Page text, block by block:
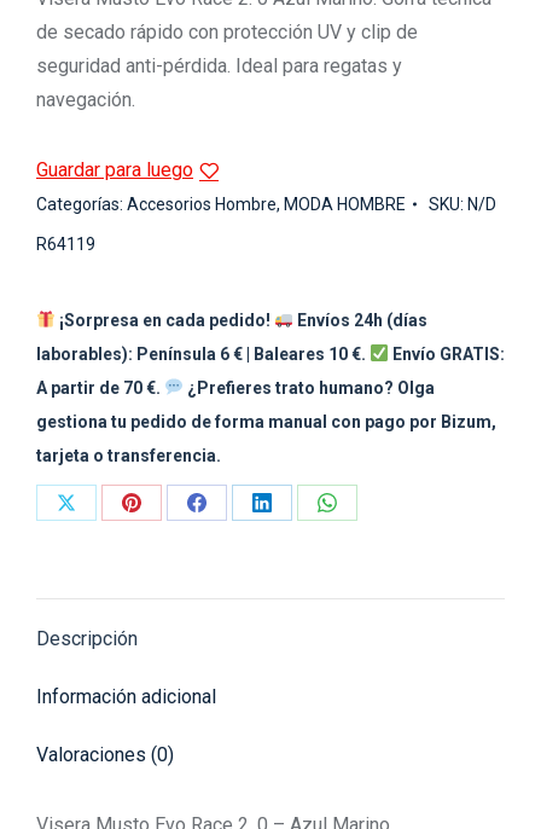
de secado rápido con protección UV y clip de
seguridad anti-pérdida. Ideal para regatas y
navegación.
Guardar para luego
Categorías: Accesorios Hombre, MODA HOMBRE SKU: N/D
R64119
¡Sorpresa en cada pedido!
Envíos 24h (días
laborables): Península 6 € | Baleares 10 €.
Envío GRATIS:
A partir de 70 €.
¿Prefieres trato humano? Olga
gestiona tu pedido de forma manual con pago por Bizum,
tarjeta o transferencia.
Share
Share
Share
Share
Share
Descripción
Información adicional
Valoraciones (0)